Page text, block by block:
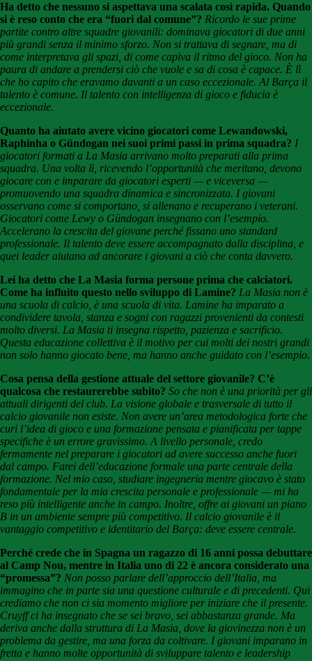
Ha detto che nessuno si aspettava una scalata così rapida. Quando
si è reso conto che era “fuori dal comune”? Ricordo le sue prime
partite contro altre squadre giovanili: dominava giocatori di due anni
più grandi senza il minimo sforzo. Non si trattava di segnare, ma di
come interpretava gli spazi, di come capiva il ritmo del gioco. Non ha
paura di andare a prendersi ciò che vuole e sa di cosa è capace. È lì
che ho capito che eravamo davanti a un caso eccezionale. Al Barça il
talento è comune. Il talento con intelligenza di gioco e fiducia è
eccezionale.
Quanto ha aiutato avere vicino giocatori come Lewandowski,
Raphinha o Gündogan nei suoi primi passi in prima squadra? I
giocatori formati a La Masia arrivano molto preparati alla prima
squadra. Una volta lì, ricevendo l’opportunità che meritano, devono
giocare con e imparare da giocatori esperti — e viceversa —
promuovendo una squadra dinamica e sincronizzata. I giovani
osservano come si comportano, si allenano e recuperano i veterani.
Giocatori come Lewy o Gündogan insegnano con l’esempio.
Accelerano la crescita del giovane perché fissano uno standard
professionale. Il talento deve essere accompagnato dalla disciplina, e
quei leader aiutano ad ancorare i giovani a ciò che conta davvero.
Lei ha detto che La Masia forma persone prima che calciatori.
Come ha influito questo nello sviluppo di Lamine? La Masia non è
una scuola di calcio, è una scuola di vita. Lamine ha imparato a
condividere tavola, stanza e sogni con ragazzi provenienti da contesti
molto diversi. La Masia ti insegna rispetto, pazienza e sacrificio.
Questa educazione collettiva è il motivo per cui molti dei nostri grandi
non solo hanno giocato bene, ma hanno anche guidato con l’esempio.
Cosa pensa della gestione attuale del settore giovanile? C’è
qualcosa che restaurerebbe subito? So che non è una priorità per gli
attuali dirigenti del club. La visione globale e trasversale di tutto il
calcio giovanile non esiste. Non avere un’area metodologica forte che
curi l’idea di gioco e una formazione pensata e pianificata per tappe
specifiche è un errore gravissimo. A livello personale, credo
fermamente nel preparare i giocatori ad avere successo anche fuori
dal campo. Farei dell’educazione formale una parte centrale della
formazione. Nel mio caso, studiare ingegneria mentre giocavo è stato
fondamentale per la mia crescita personale e professionale — mi ha
reso più intelligente anche in campo. Inoltre, offre ai giovani un piano
B in un ambiente sempre più competitivo. Il calcio giovanile è il
vantaggio competitivo e identitario del Barça: deve essere centrale.
Perché crede che in Spagna un ragazzo di 16 anni possa debuttare
al Camp Nou, mentre in Italia uno di 22 è ancora considerato una
“promessa”? Non posso parlare dell’approccio dell’Italia, ma
immagino che in parte sia una questione culturale e di precedenti. Qui
crediamo che non ci sia momento migliore per iniziare che il presente.
Cruyff ci ha insegnato che se sei bravo, sei abbastanza grande. Ma
deriva anche dalla struttura di La Masia, dove la giovinezza non è un
problema da gestire, ma una forza da coltivare. I giovani imparano in
fretta e hanno molte opportunità di sviluppare talento e leadership